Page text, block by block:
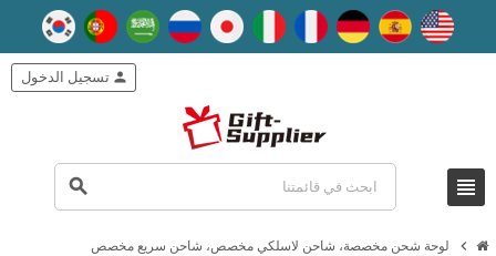
view_headline
search
person تسجيل الدخول
chevron_right لوحة شحن مخصصة، شاحن لاسلكي مخصص، شاحن سريع مخصص